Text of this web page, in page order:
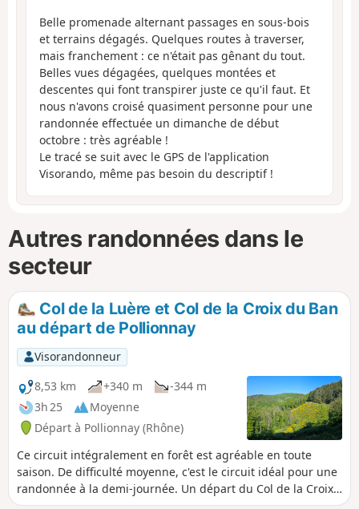
Belle promenade alternant passages en sous-bois
et terrains dégagés. Quelques routes à traverser,
mais franchement : ce n'était pas gênant du tout.
Belles vues dégagées, quelques montées et
descentes qui font transpirer juste ce qu'il faut. Et
nous n'avons croisé quasiment personne pour une
randonnée effectuée un dimanche de début
octobre : très agréable !
Le tracé se suit avec le GPS de l'application
Visorando, même pas besoin du descriptif !
Autres randonnées dans le
secteur
Col de la Luère et Col de la Croix du Ban
au départ de Pollionnay
Visorandonneur
8,53 km
+340 m
-344 m
3h 25
Moyenne
Départ à Pollionnay (Rhône)
Ce circuit intégralement en forêt est agréable en toute
saison. De difficulté moyenne, c'est le circuit idéal pour une
randonnée à la demi-journée. Un départ du Col de la Croix
du Ban est possible, mais le nombre de places est limité.